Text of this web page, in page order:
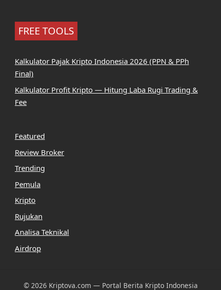
FREE TOOLS
Kalkulator Pajak Kripto Indonesia 2026 (PPN & PPh
Final)
Kalkulator Profit Kripto — Hitung Laba Rugi Trading &
Fee
Featured
Review Broker
Trending
Pemula
Kripto
Rujukan
Analisa Teknikal
Airdrop
© 2026 Kriptova.com — Portal Berita Kripto Indonesia